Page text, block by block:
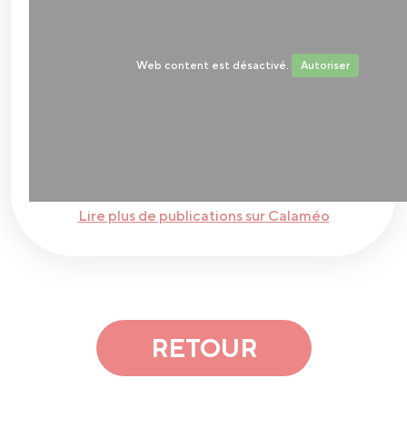
Web content est désactivé. Autoriser
Lire plus de publications sur Calaméo
RETOUR